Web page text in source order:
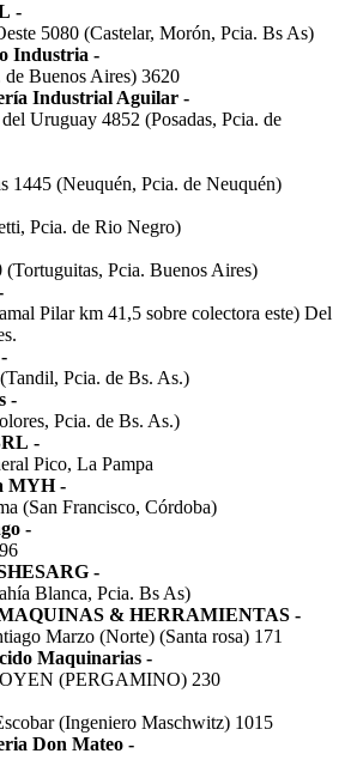
-
5080 (Castelar, Morón, Pcia. Bs As)
Industria -
Buenos Aires) 3620
Industrial Aguilar -
Uruguay 4852 (Posadas, Pcia. de
1445 (Neuquén, Pcia. de Neuquén)
Pcia. de Rio Negro)
Pcia. Buenos Aires)
Pilar km 41,5 sobre colectora este) Del
-
Pcia. de Bs. As.)
-
Pcia. de Bs. As.)
-
Pico, La Pampa
MYH -
(San Francisco, Córdoba)
-
-
Blanca, Pcia. Bs As)
& HERRAMIENTAS -
Marzo (Norte) (Santa rosa) 171
Maquinarias -
(PERGAMINO) 230
(Ingeniero Maschwitz) 1015
Don Mateo -